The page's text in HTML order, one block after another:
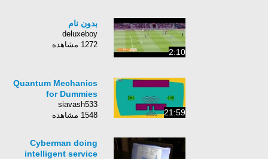
2:10
بدون نام
deluxeboy
1272 مشاهده
21:59
Quantum Mechanics
for Dummies
siavash533
1548 مشاهده
Cyberman doing
intelligent service